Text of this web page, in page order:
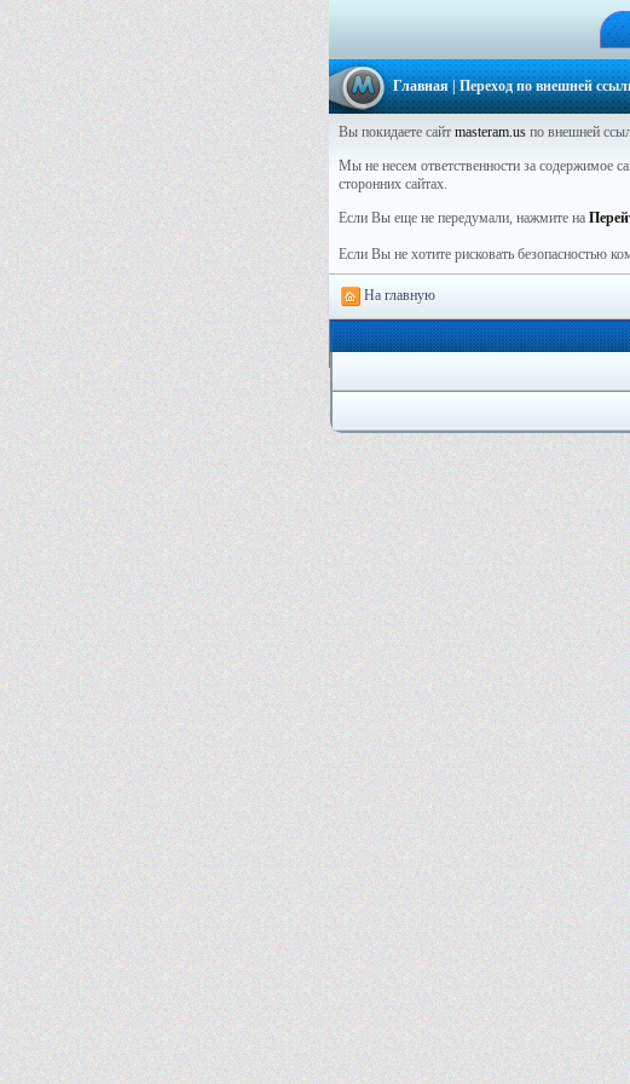
Главная| Переход по внешней
Вы покидаете сайт masteram.us по внешней
Мы не несем ответственности за содержимое
сторонних сайтах.
Если Вы еще не передумали, нажмите на
Если Вы не хотите рисковать безопасностью
На главную